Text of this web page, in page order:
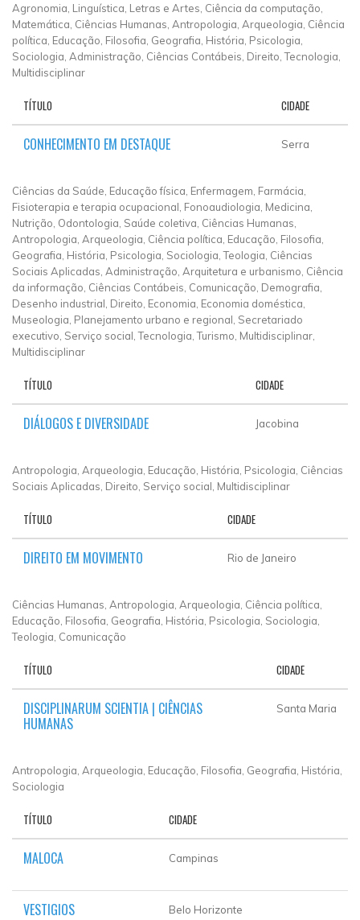
Agronomia, Linguística, Letras e Artes, Ciência da computação,
Matemática, Ciências Humanas, Antropologia, Arqueologia, Ciência
política, Educação, Filosofia, Geografia, História, Psicologia,
Sociologia, Administração, Ciências Contábeis, Direito, Tecnologia,
Multidisciplinar
TÍTULO CIDADE
CONHECIMENTO EM DESTAQUE Serra
Ciências da Saúde, Educação física, Enfermagem, Farmácia,
Fisioterapia e terapia ocupacional, Fonoaudiologia, Medicina,
Nutrição, Odontologia, Saúde coletiva, Ciências Humanas,
Antropologia, Arqueologia, Ciência política, Educação, Filosofia,
Geografia, História, Psicologia, Sociologia, Teologia, Ciências
Sociais Aplicadas, Administração, Arquitetura e urbanismo, Ciência
da informação, Ciências Contábeis, Comunicação, Demografia,
Desenho industrial, Direito, Economia, Economia doméstica,
Museologia, Planejamento urbano e regional, Secretariado
executivo, Serviço social, Tecnologia, Turismo, Multidisciplinar,
Multidisciplinar
TÍTULO CIDADE
DIÁLOGOS E DIVERSIDADE Jacobina
Antropologia, Arqueologia, Educação, História, Psicologia, Ciências
Sociais Aplicadas, Direito, Serviço social, Multidisciplinar
TÍTULO CIDADE
DIREITO EM MOVIMENTO Rio de Janeiro
Ciências Humanas, Antropologia, Arqueologia, Ciência política,
Educação, Filosofia, Geografia, História, Psicologia, Sociologia,
Teologia, Comunicação
TÍTULO CIDADE
DISCIPLINARUM SCIENTIA | CIÊNCIAS
HUMANAS
Santa Maria
Antropologia, Arqueologia, Educação, Filosofia, Geografia, História,
Sociologia
TÍTULO CIDADE
MALOCA Campinas
VESTIGIOS Belo Horizonte